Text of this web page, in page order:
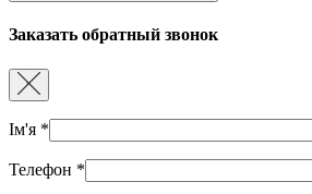
Заказать обратный звонок
Ім'я *
Телефон *